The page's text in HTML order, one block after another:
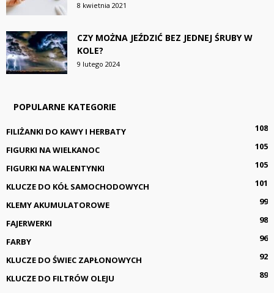
8 kwietnia 2021
CZY MOŻNA JEŹDZIĆ BEZ JEDNEJ ŚRUBY W
KOLE?
9 lutego 2024
POPULARNE KATEGORIE
FILIŻANKI DO KAWY I HERBATY
108
FIGURKI NA WIELKANOC
105
FIGURKI NA WALENTYNKI
105
KLUCZE DO KÓŁ SAMOCHODOWYCH
101
KLEMY AKUMULATOROWE
99
FAJERWERKI
98
FARBY
96
KLUCZE DO ŚWIEC ZAPŁONOWYCH
92
KLUCZE DO FILTRÓW OLEJU
89